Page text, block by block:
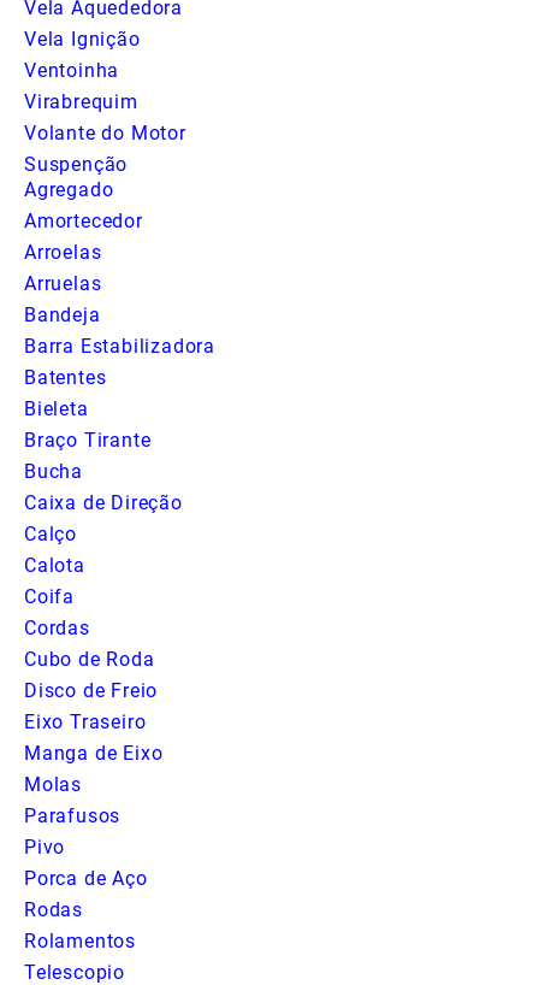
Vela Aquededora
Vela Ignição
Ventoinha
Virabrequim
Volante do Motor
Suspenção
Agregado
Amortecedor
Arroelas
Arruelas
Bandeja
Barra Estabilizadora
Batentes
Bieleta
Braço Tirante
Bucha
Caixa de Direção
Calço
Calota
Coifa
Cordas
Cubo de Roda
Disco de Freio
Eixo Traseiro
Manga de Eixo
Molas
Parafusos
Pivo
Porca de Aço
Rodas
Rolamentos
Telescopio